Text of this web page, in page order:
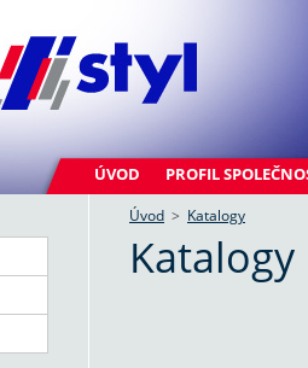
ÚVOD PROFIL
Úvod > Katalogy
Katalogy